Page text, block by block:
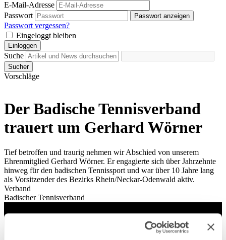
E-Mail-Adresse
Passwort
Passwort anzeigen
Passwort vergessen?
Eingeloggt bleiben
Einloggen
Suche
Sucher
Vorschläge
Der Badische Tennisverband
trauert um Gerhard Wörner
Tief betroffen und traurig nehmen wir Abschied von unserem
Ehrenmitglied Gerhard Wörner. Er engagierte sich über Jahrzehnte
hinweg für den badischen Tennissport und war über 10 Jahre lang
als Vorsitzender des Bezirks Rhein/Neckar-Odenwald aktiv.
Verband
Badischer Tennisverband